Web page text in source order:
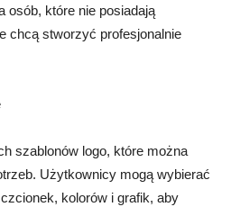
osób, które nie posiadają
chcą stworzyć profesjonalnie
szablonów logo, które można
Użytkownicy mogą wybierać
kolorów i grafik, aby